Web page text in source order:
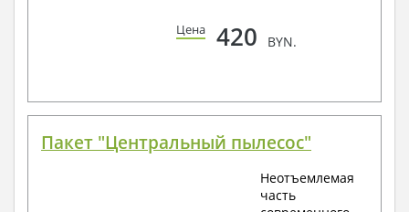
Цена 420 BYN.
Пакет "Центральный пылесос"
Неотъемлемая
часть